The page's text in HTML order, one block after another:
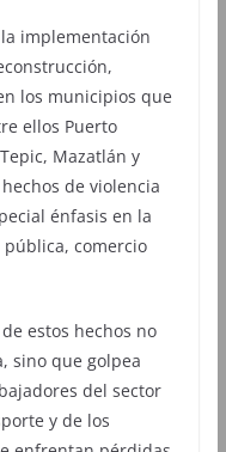
implementación
los municipios que
ellos Puerto
Mazatlán y
de violencia
énfasis en la
comercio
estos hechos no
sino que golpea
del sector
y de los